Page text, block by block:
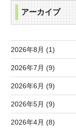
アーカイブ
2026年8月 (1)
2026年7月 (9)
2026年6月 (9)
2026年5月 (9)
2026年4月 (8)